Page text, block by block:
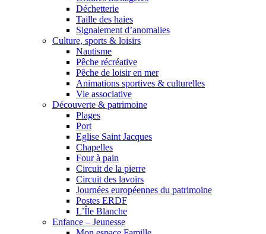
Déchetterie
Taille des haies
Signalement d’anomalies
Culture, sports & loisirs
Nautisme
Pêche récréative
Pêche de loisir en mer
Animations sportives & culturelles
Vie associative
Découverte & patrimoine
Plages
Port
Eglise Saint Jacques
Chapelles
Four à pain
Circuit de la pierre
Circuit des lavoirs
Journées européennes du patrimoine
Postes ERDF
L’Île Blanche
Enfance – Jeunesse